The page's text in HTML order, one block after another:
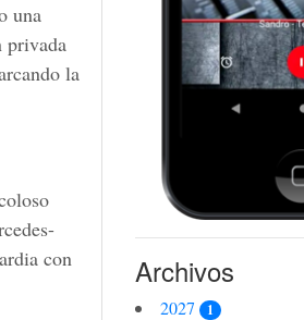
una
privada
la
con
Archivos
2027 1